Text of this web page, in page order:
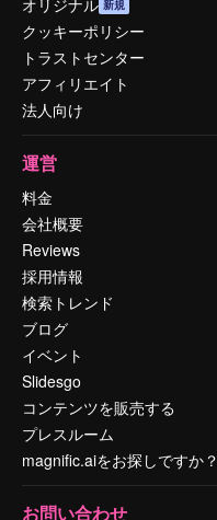
オリジナル 新規
クッキーポリシー
トラストセンター
アフィリエイト
法人向け
運営
料金
会社概要
Reviews
採用情報
検索トレンド
ブログ
イベント
Slidesgo
コンテンツを販売する
プレスルーム
magnific.aiをお探しですか？
お問い合わせ